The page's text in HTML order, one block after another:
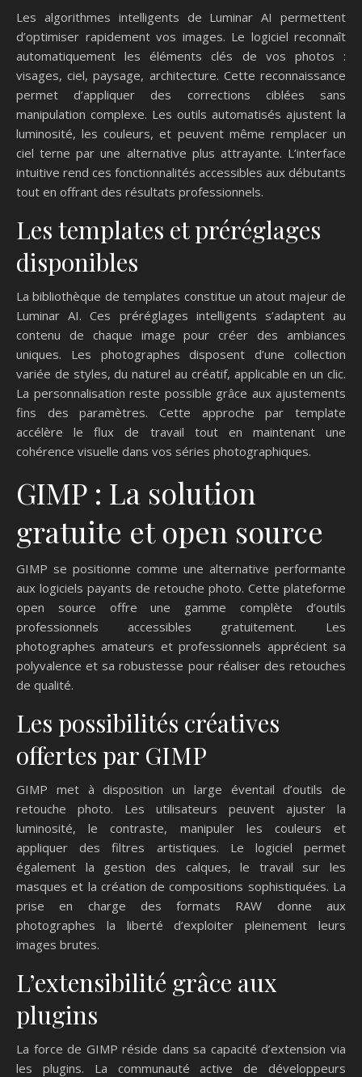
Les algorithmes intelligents de Luminar AI permettent
d’optimiser rapidement vos images. Le logiciel reconnaît
automatiquement les éléments clés de vos photos :
visages, ciel, paysage, architecture. Cette reconnaissance
permet d’appliquer des corrections ciblées sans
manipulation complexe. Les outils automatisés ajustent la
luminosité, les couleurs, et peuvent même remplacer un
ciel terne par une alternative plus attrayante. L’interface
intuitive rend ces fonctionnalités accessibles aux débutants
tout en offrant des résultats professionnels.
Les templates et préréglages
disponibles
La bibliothèque de templates constitue un atout majeur de
Luminar AI. Ces préréglages intelligents s’adaptent au
contenu de chaque image pour créer des ambiances
uniques. Les photographes disposent d’une collection
variée de styles, du naturel au créatif, applicable en un clic.
La personnalisation reste possible grâce aux ajustements
fins des paramètres. Cette approche par template
accélère le flux de travail tout en maintenant une
cohérence visuelle dans vos séries photographiques.
GIMP : La solution
gratuite et open source
GIMP se positionne comme une alternative performante
aux logiciels payants de retouche photo. Cette plateforme
open source offre une gamme complète d’outils
professionnels accessibles gratuitement. Les
photographes amateurs et professionnels apprécient sa
polyvalence et sa robustesse pour réaliser des retouches
de qualité.
Les possibilités créatives
offertes par GIMP
GIMP met à disposition un large éventail d’outils de
retouche photo. Les utilisateurs peuvent ajuster la
luminosité, le contraste, manipuler les couleurs et
appliquer des filtres artistiques. Le logiciel permet
également la gestion des calques, le travail sur les
masques et la création de compositions sophistiquées. La
prise en charge des formats RAW donne aux
photographes la liberté d’exploiter pleinement leurs
images brutes.
L’extensibilité grâce aux
plugins
La force de GIMP réside dans sa capacité d’extension via
les plugins. La communauté active de développeurs